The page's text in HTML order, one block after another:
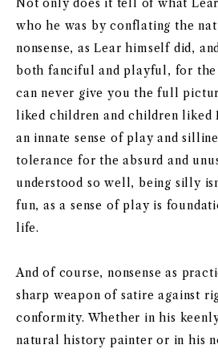
Not only does it tell of what
who he was by conflating the
nonsense, as Lear himself did,
both fanciful and playful, for
can never give you the full
liked children and children liked
an innate sense of play and
tolerance for the absurd and
understood so well, being silly
fun, as a sense of play is
life.
And of course, nonsense as
sharp weapon of satire against
conformity. Whether in his
natural history painter or in his